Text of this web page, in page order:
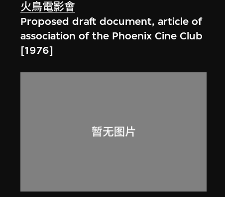
火鳥電影會
Proposed draft document, article of
association of the Phoenix Cine Club
[1976]